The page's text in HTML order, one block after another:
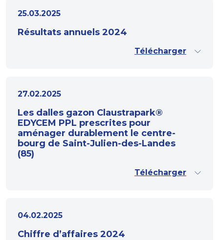
25.03.2025
Résultats annuels 2024
Télécharger
27.02.2025
Les dalles gazon Claustrapark®
EDYCEM PPL prescrites pour
aménager durablement le centre-
bourg de Saint-Julien-des-Landes
(85)
Télécharger
04.02.2025
Chiffre d’affaires 2024